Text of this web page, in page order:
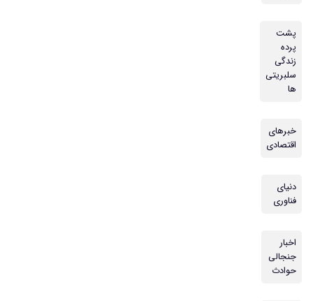
پشت
پرده
زندگی
سلبریتی
ها
خبرهای
اقتصادی
دنیای
فناوری
اخبار
جنجالی
حوادث